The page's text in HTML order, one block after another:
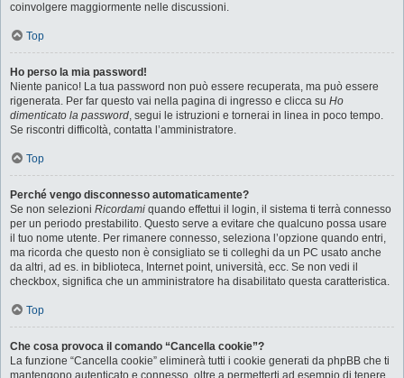
coinvolgere maggiormente nelle discussioni.
Top
Ho perso la mia password!
Niente panico! La tua password non può essere recuperata, ma può essere
rigenerata. Per far questo vai nella pagina di ingresso e clicca su Ho
dimenticato la password, segui le istruzioni e tornerai in linea in poco tempo.
Se riscontri difficoltà, contatta l’amministratore.
Top
Perché vengo disconnesso automaticamente?
Se non selezioni Ricordami quando effettui il login, il sistema ti terrà connesso
per un periodo prestabilito. Questo serve a evitare che qualcuno possa usare
il tuo nome utente. Per rimanere connesso, seleziona l’opzione quando entri,
ma ricorda che questo non è consigliato se ti colleghi da un PC usato anche
da altri, ad es. in biblioteca, Internet point, università, ecc. Se non vedi il
checkbox, significa che un amministratore ha disabilitato questa caratteristica.
Top
Che cosa provoca il comando “Cancella cookie”?
La funzione “Cancella cookie” eliminerà tutti i cookie generati da phpBB che ti
mantengono autenticato e connesso, oltre a permetterti ad esempio di tenere